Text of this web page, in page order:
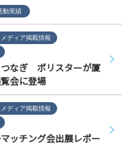
動実績
メディア掲載情報
つなぎ ポリスターが厦
会に登場
メディア掲載情報
ッチング会出展レポー